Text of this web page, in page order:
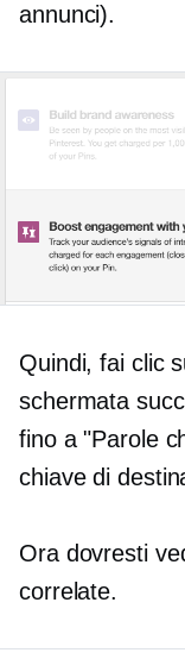
annunci).
Quindi, fai clic
schermata
fino a "Parole
chiave di
Ora dovresti
correlate.